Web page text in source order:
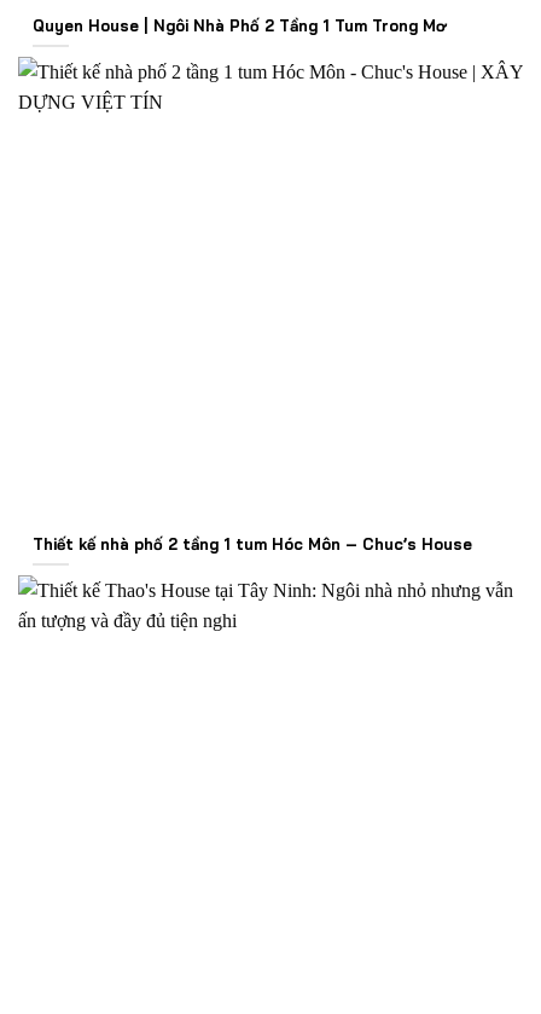
Quyen House | Ngôi Nhà Phố 2 Tầng 1 Tum Trong Mơ
Thiết kế nhà phố 2 tầng 1 tum Hóc Môn – Chuc’s House